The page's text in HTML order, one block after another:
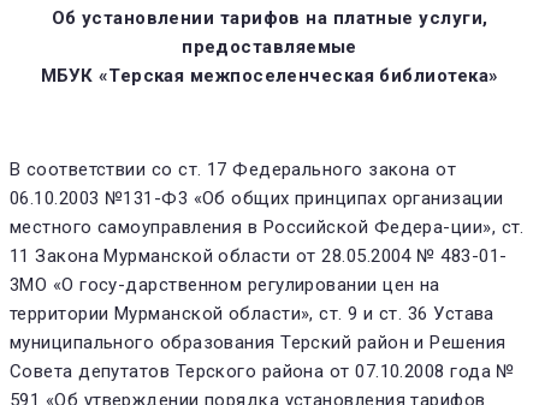
Об установлении тарифов на платные услуги,
предоставляемые
МБУК «Терская межпоселенческая библиотека»
В соответствии со ст. 17 Федерального закона от
06.10.2003 №131-Ф3 «Об общих принципах организации
местного самоуправления в Российской Федера-ции», ст.
11 Закона Мурманской области от 28.05.2004 № 483-01-
3MO «О госу-дарственном регулировании цен на
территории Мурманской области», ст. 9 и ст. 36 Устава
муниципального образования Терский район и Решения
Совета депутатов Терского района от 07.10.2008 года №
591 «Об утверждении порядка установления тарифов